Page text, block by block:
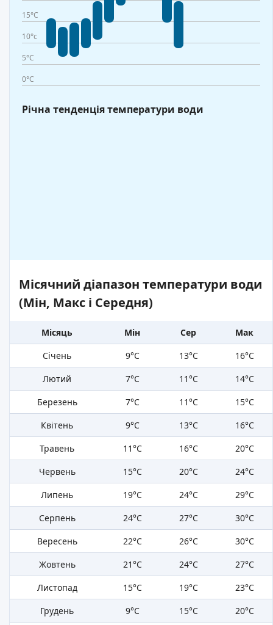
15°C
10°c
5°C
0°C
Річна тенденція температури води
Місячний діапазон температури води
(Мін, Макс і Середня)
Місяць Мін Сер
Мак
Січень
9°C 13°C
16°C
Лютий
7°C 11°C
14°C
Березень
7°C 11°C
15°C
Квітень
9°C 13°C
16°C
Травень
11°C 16°C
20°C
Червень
15°C 20°C
24°C
Липень
19°C 24°C
29°C
Серпень
24°C 27°C
30°C
Вересень
22°C 26°C
30°C
Жовтень
21°C 24°C
27°C
Листопад
15°C 19°C
23°C
Грудень
9°C 15°C 20°C